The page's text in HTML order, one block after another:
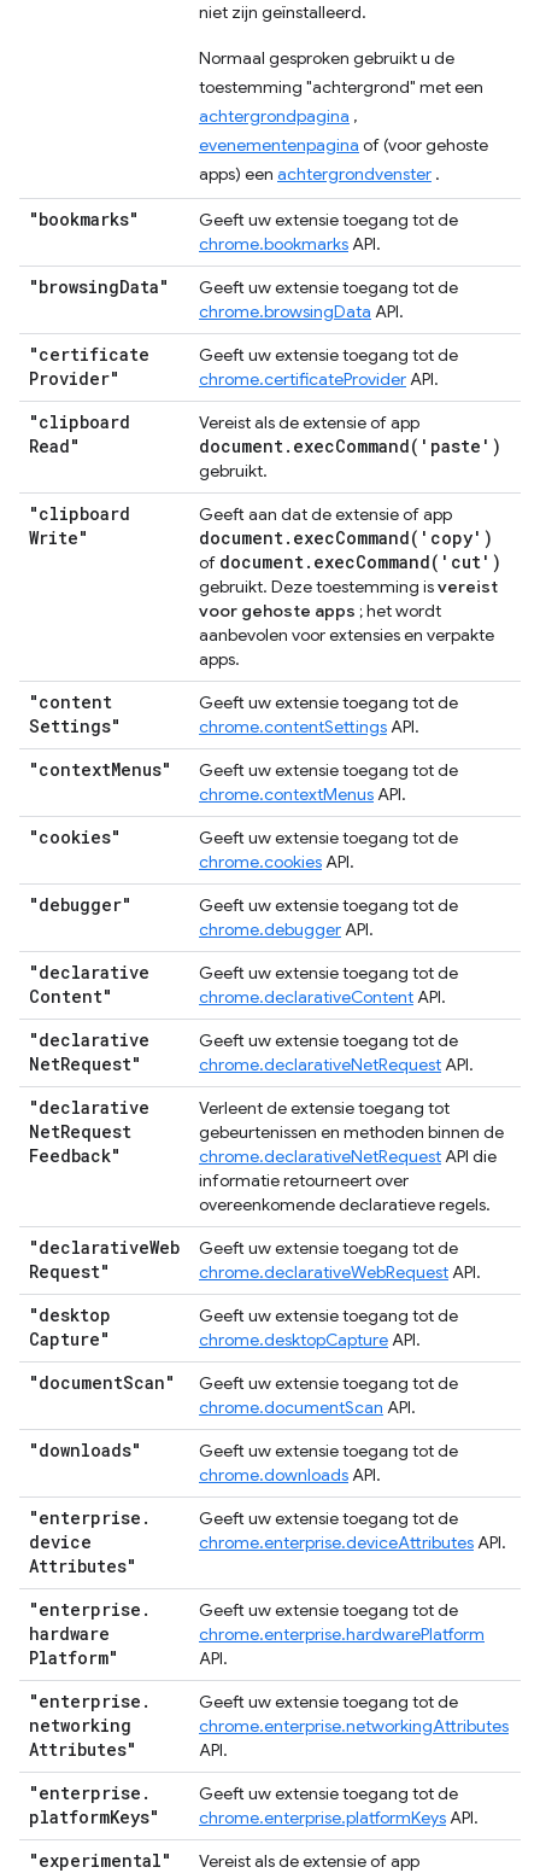
niet zijn geïnstalleerd.
Normaal gesproken gebruikt u de
toestemming "achtergrond" met een
achtergrondpagina ,
evenementenpagina of (voor gehoste
apps) een achtergrondvenster .
"bookmarks"
Geeft uw extensie toegang tot de
chrome.bookmarksAPI.
"browsingData"
Geeft uw extensie toegang tot de
chrome.browsingData API.
"certificate
Provider"
Geeft uw extensie toegang tot de
chrome.certificateProviderAPI.
"clipboard
Read"
Vereist als de extensie of app
document. execCommand( 'paste')
gebruikt.
"clipboard
Write"
Geeft aan dat de extensie of app
document. execCommand( 'copy')
of document. execCommand( 'cut')
gebruikt. Deze toestemming isvereist
voor gehoste apps ; het wordt
aanbevolen voor extensies en verpakte
apps.
"content
Settings"
Geeft uw extensie toegang tot de
chrome.contentSettingsAPI.
"contextMenus"
Geeft uw extensie toegang tot de
chrome.contextMenusAPI.
"cookies"
Geeft uw extensie toegang tot de
chrome.cookiesAPI.
"debugger"
Geeft uw extensie toegang tot de
chrome.debuggerAPI.
"declarative
Content"
Geeft uw extensie toegang tot de
chrome.declarativeContentAPI.
"declarative
NetRequest"
Geeft uw extensie toegang tot de
chrome.declarativeNetRequestAPI.
"declarative
NetRequest
Feedback"
Verleent de extensie toegang tot
gebeurtenissen en methoden binnen de
chrome.declarativeNetRequestAPI die
informatie retourneert over
overeenkomende declaratieve regels.
"declarativeWeb
Request"
Geeft uw extensie toegang tot de
chrome.declarativeWebRequestAPI.
"desktop
Capture"
Geeft uw extensie toegang tot de
chrome.desktopCaptureAPI.
"documentScan"
Geeft uw extensie toegang tot de
chrome.documentScan API.
"downloads"
Geeft uw extensie toegang tot de
chrome.downloadsAPI.
"enterprise .
device
Attributes"
Geeft uw extensie toegang tot de
chrome.enterprise.deviceAttributesAPI.
"enterprise .
hardware
Platform"
Geeft uw extensie toegang tot de
chrome.enterprise.hardwarePlatform
API.
"enterprise .
networking
Attributes"
Geeft uw extensie toegang tot de
chrome.enterprise.networkingAttributes
API.
"enterprise .
platformKeys"
Geeft uw extensie toegang tot de
chrome.enterprise.platformKeysAPI.
"experimental" Vereist als de extensie of app